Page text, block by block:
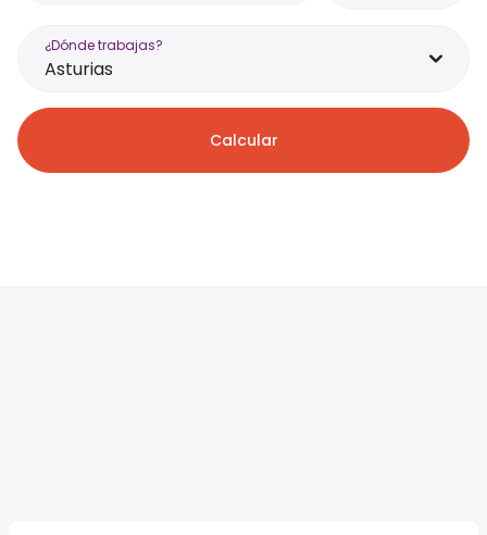
¿Dónde trabajas?
Asturias
Calcular